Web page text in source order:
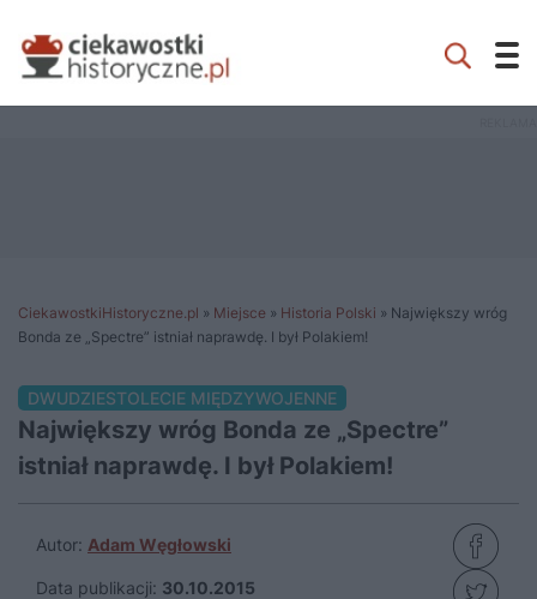
CiekawostkiHistoryczne.pl » Miejsce » Historia Polski » Największy wróg
Bonda ze „Spectre” istniał naprawdę. I był Polakiem!
DWUDZIESTOLECIE MIĘDZYWOJENNE
Największy wróg Bonda ze „Spectre”
istniał naprawdę. I był Polakiem!
Autor: Adam Węgłowski
Data publikacji: 30.10.2015